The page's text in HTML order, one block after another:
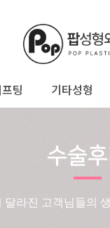
팅 기타성형
수술후
달라진 고객님들의